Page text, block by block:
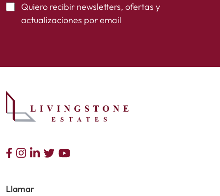
Quiero recibir newsletters, ofertas y
actualizaciones por email
Llamar